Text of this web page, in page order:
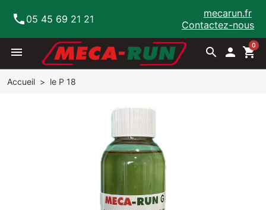
phone 05 45 69 21 21
mecarun.fr
Contactez-nous
menu search  shopping_cart
0
Accueil le P 18